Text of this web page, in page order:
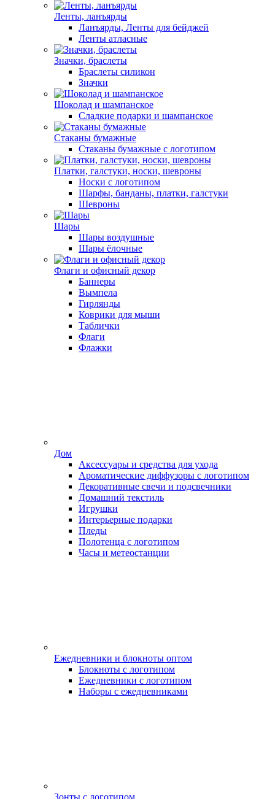
Ленты, ланъярды
Ланъярды, Ленты для бейджей
Ленты атласные
Значки, браслеты
Браслеты силикон
Значки
Шоколад и шампанское
Сладкие подарки и шампанское
Стаканы бумажные
Стаканы бумажные с логотипом
Платки, галстуки, носки, шевроны
Носки с логотипом
Шарфы, банданы, платки, галстуки
Шевроны
Шары
Шары воздушные
Шары ёлочные
Флаги и офисный декор
Баннеры
Вымпела
Гирлянды
Коврики для мыши
Таблички
Флаги
Флажки
Дом
Аксессуары и средства для ухода
Ароматические диффузоры с логотипом
Декоративные свечи и подсвечники
Домашний текстиль
Игрушки
Интерьерные подарки
Пледы
Полотенца с логотипом
Часы и метеостанции
Ежедневники и блокноты оптом
Блокноты с логотипом
Ежедневники с логотипом
Наборы с ежедневниками
Зонты с логотипом